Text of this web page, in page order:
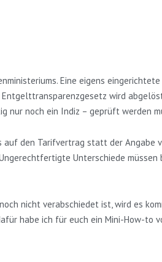
Eine eigens eingerichtete
wird
nur noch ein Indiz – geprüft werden
den Tarifvertrag statt der Angabe
Unterschiede müssen
nicht verabschiedet ist, wird es
habe ich für euch ein Mini-How-to